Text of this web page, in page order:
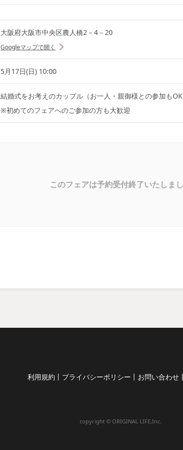
大阪府大阪市中央区農人橋2－4－20
Googleマップで開く
5月17日(日) 10:00
結婚式をお考えのカップル（お一人・親御様との参加もOK
※初めてのフェアへのご参加の方も大歓迎
このフェアは予約受付終了いたしま
利用規約 プライバシーポリシー お問い合わせ
copyright © ORIGINAL LIFE,Inc.